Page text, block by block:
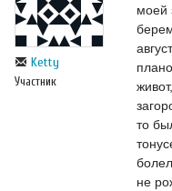
Ketty
Участник
моей
то
не